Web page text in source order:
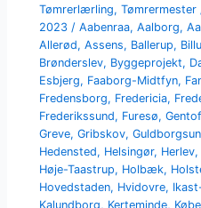
Tømrerlærling,Tømrermester
2023 /Aabenraa,Aalborg,
Allerød,Assens, Ballerup,
Brønderslev, Byggeprojekt,
Esbjerg, Faaborg-Midtfyn,
Fredensborg, Fredericia,
Frederikssund, Furesø,
Greve,Gribskov,
Hedensted, Helsingør, Herlev,
Høje-Taastrup, Holbæk,
Hovedstaden, Hvidovre,
Kalundborg, Kerteminde,